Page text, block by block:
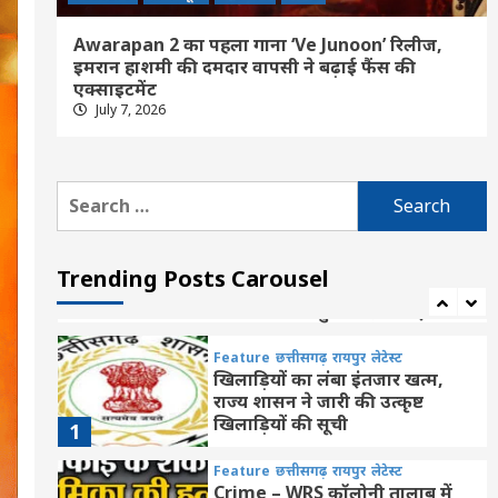
Awarapan 2 का पहला गाना ‘Ve Junoon’ रिलीज,
इमरान हाशमी की दमदार वापसी ने बढ़ाई फैंस की
एक्साइटमेंट
July 7, 2026
Search
for:
Trending Posts Carousel
5
से मीन तक सभी जानें अपना
भविष्यफल
7
छत्तीसगढ़ देश
ज्ञानेश्वरी यादव ने बढ़ाया छत्तीसगढ़
का मान, राष्ट्रमंडल खेलों में रजत
1
Feature छत्तीसगढ़ रायपुर लेटेस्ट
खिलाड़ियों का लंबा इंतजार खत्म,
राज्य शासन ने जारी की उत्कृष्ट
खिलाड़ियों की सूची
Feature छत्तीसगढ़ रायपुर लेटेस्ट
Crime – WRS कॉलोनी तालाब में